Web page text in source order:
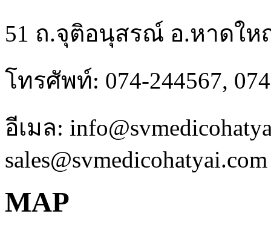
51 ถ.จุติอนุสรณ์ อ.หาดให
โทรศัพท์: 074-244567,
อีเมล:
MAP